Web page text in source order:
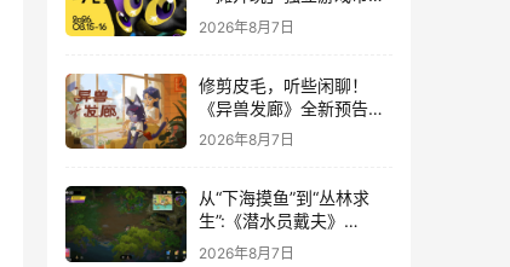
正式开票！
2026年8月7日
修剪皮毛，听些闲聊！
《异兽发廊》全新预告与
Steam免费试玩公开
2026年8月7日
从“下海摸鱼”到“丛林求
生”:《潜水员戴夫》
DLC《丛林》移动端定档
2026年8月7日